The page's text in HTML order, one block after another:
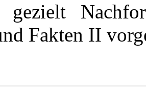
Fakten II